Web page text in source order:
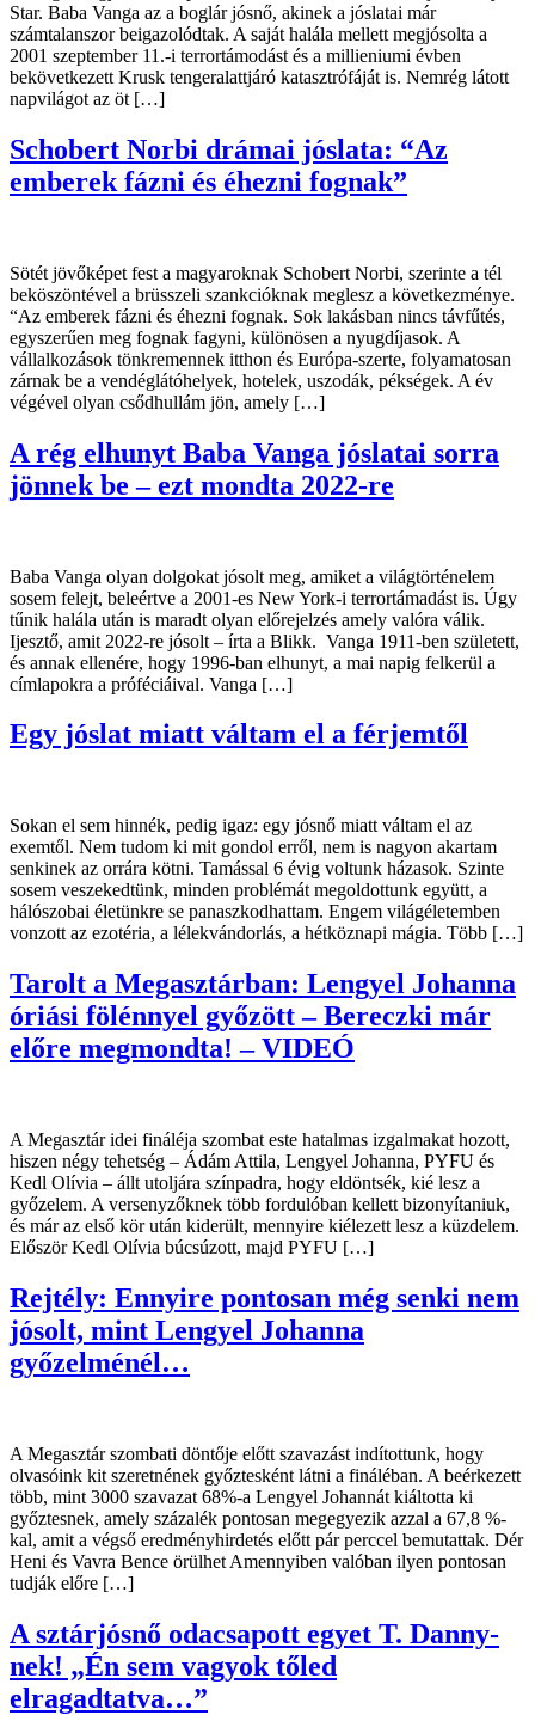
Star. Baba Vanga az a boglár jósnő, akinek a jóslatai már
számtalanszor beigazolódtak. A saját halála mellett megjósolta a
2001 szeptember 11.-i terrortámodást és a millieniumi évben
bekövetkezett Krusk tengeralattjáró katasztrófáját is. Nemrég látott
napvilágot az öt […]
Schobert Norbi drámai jóslata: “Az
emberek fázni és éhezni fognak”
Sötét jövőképet fest a magyaroknak Schobert Norbi, szerinte a tél
beköszöntével a brüsszeli szankcióknak meglesz a következménye.
“Az emberek fázni és éhezni fognak. Sok lakásban nincs távfűtés,
egyszerűen meg fognak fagyni, különösen a nyugdíjasok. A
vállalkozások tönkremennek itthon és Európa-szerte, folyamatosan
zárnak be a vendéglátóhelyek, hotelek, uszodák, pékségek. A év
végével olyan csődhullám jön, amely […]
A rég elhunyt Baba Vanga jóslatai sorra
jönnek be – ezt mondta 2022-re
Baba Vanga olyan dolgokat jósolt meg, amiket a világtörténelem
sosem felejt, beleértve a 2001-es New York-i terrortámadást is. Úgy
tűnik halála után is maradt olyan előrejelzés amely valóra válik.
Ijesztő, amit 2022-re jósolt – írta a Blikk. Vanga 1911-ben született,
és annak ellenére, hogy 1996-ban elhunyt, a mai napig felkerül a
címlapokra a próféciáival. Vanga […]
Egy jóslat miatt váltam el a férjemtől
Sokan el sem hinnék, pedig igaz: egy jósnő miatt váltam el az
exemtől. Nem tudom ki mit gondol erről, nem is nagyon akartam
senkinek az orrára kötni. Tamással 6 évig voltunk házasok. Szinte
sosem veszekedtünk, minden problémát megoldottunk együtt, a
hálószobai életünkre se panaszkodhattam. Engem világéletemben
vonzott az ezotéria, a lélekvándorlás, a hétköznapi mágia. Több […]
Tarolt a Megasztárban: Lengyel Johanna
óriási fölénnyel győzött – Bereczki már
előre megmondta! – VIDEÓ
A Megasztár idei fináléja szombat este hatalmas izgalmakat hozott,
hiszen négy tehetség – Ádám Attila, Lengyel Johanna, PYFU és
Kedl Olívia – állt utoljára színpadra, hogy eldöntsék, kié lesz a
győzelem. A versenyzőknek több fordulóban kellett bizonyítaniuk,
és már az első kör után kiderült, mennyire kiélezett lesz a küzdelem.
Először Kedl Olívia búcsúzott, majd PYFU […]
Rejtély: Ennyire pontosan még senki nem
jósolt, mint Lengyel Johanna
győzelménél…
A Megasztár szombati döntője előtt szavazást indítottunk, hogy
olvasóink kit szeretnének győztesként látni a fináléban. A beérkezett
több, mint 3000 szavazat 68%-a Lengyel Johannát kiáltotta ki
győztesnek, amely százalék pontosan megegyezik azzal a 67,8 %-
kal, amit a végső eredményhirdetés előtt pár perccel bemutattak. Dér
Heni és Vavra Bence örülhet Amennyiben valóban ilyen pontosan
tudják előre […]
A sztárjósnő odacsapott egyet T. Danny-
nek! „Én sem vagyok tőled
elragadtatva…”